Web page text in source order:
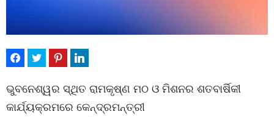
ଭୁବନେଶ୍ୱର ସ୍ଥିତ ରାମକୃଷ୍ଣ ମଠ ଓ ମିଶନର ଶତବାର୍ଷିକୀ
କାର୍ଯ୍ୟକ୍ରମରେ କେନ୍ଦ୍ରମନ୍ତ୍ରୀ